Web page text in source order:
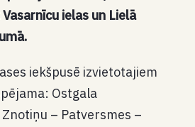
ielas un Lielā
iekšpusē izvietotajiem
Ostgala
– Patversmes –